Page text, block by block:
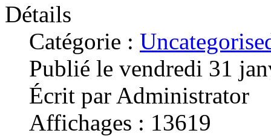
Détails
Catégorie :
Publié le vendredi 31
Écrit par Administrator
Affichages : 13619